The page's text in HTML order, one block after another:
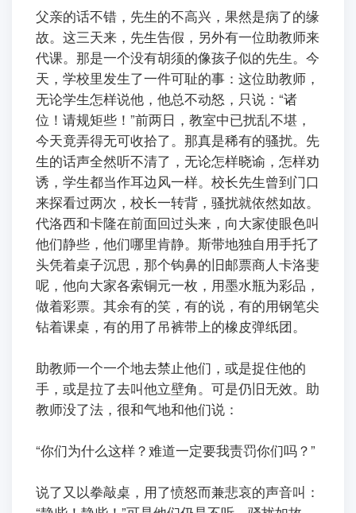
ㅤㅤ父亲的话不错，先生的不高兴，果然是病了的缘
故。这三天来，先生告假，另外有一位助教师来
代课。那是一个没有胡须的像孩子似的先生。今
天，学校里发生了一件可耻的事：这位助教师，
无论学生怎样说他，他总不动怒，只说：“诸
位！请规矩些！”前两日，教室中已扰乱不堪，
今天竟弄得无可收拾了。 那真是稀有的骚扰。先
生的话声全然听不清了，无论怎样晓谕，怎样劝
诱，学生都当作耳边风一样。校长先生曾到门口
来探看过两次，校长一转背，骚扰就依然如故。
代洛西和卡隆在前面回过头来，向大家使眼色叫
他们静些，他们哪里肯静。 斯带地独自用手托了
头凭着桌子沉思，那个钩鼻的旧邮票商人卡洛斐
呢，他向大家各索铜元一枚，用墨水瓶为彩品，
做着彩票。其余有的笑，有的说，有的用钢笔尖
钻着课桌，有的用了吊裤带上的橡皮弹纸团。
ㅤㅤ助教师一个一个地去禁止他们，或是捉住他的
手，或是拉了去叫他立壁角。可是仍旧无效。助
教师没了法，很和气地和他们说：
ㅤㅤ“你们为什么这样？难道一定要我责罚你们吗？”
ㅤㅤ说了又以拳敲桌，用了愤怒而兼悲哀的声音叫：